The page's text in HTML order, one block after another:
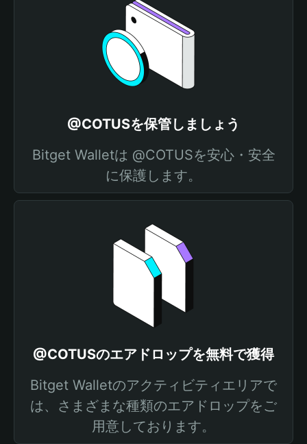
@COTUSを保管しましょう
Bitget Walletは @COTUSを安心・安全
に保護します。
@COTUSのエアドロップを無料で獲得
Bitget Walletのアクティビティエリアで
は、さまざまな種類のエアドロップをご
用意しております。